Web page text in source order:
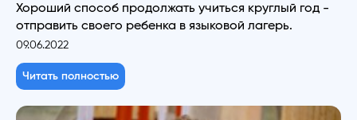
Хороший способ продолжать учиться круглый год -
отправить своего ребенка в языковой лагерь.
09.06.2022
Читать полностью